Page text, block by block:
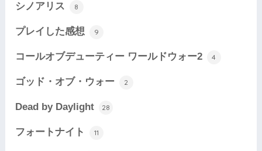
シノアリス 8
プレイした感想 9
コールオブデューティー ワールドウォー2 4
ゴッド・オブ・ウォー 2
Dead by Daylight 28
フォートナイト 11